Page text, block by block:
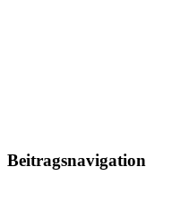
Beitragsnavigation